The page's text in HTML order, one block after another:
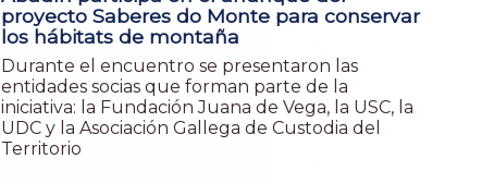
proyecto Saberes do Monte para conservar
los hábitats de montaña
Durante el encuentro se presentaron las
entidades socias que forman parte de la
iniciativa: la Fundación Juana de Vega, la USC, la
UDC y la Asociación Gallega de Custodia del
Territorio